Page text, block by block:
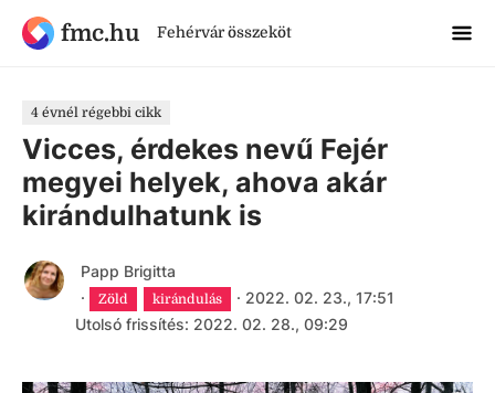
fmc.hu Fehérvár összeköt
4 évnél régebbi cikk
Vicces, érdekes nevű Fejér
megyei helyek, ahova akár
kirándulhatunk is
Papp Brigitta
·
Zöld kirándulás · 2022. 02. 23., 17:51
Utolsó frissítés: 2022. 02. 28., 09:29